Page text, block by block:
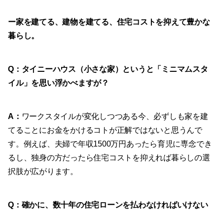
ー家を建てる、建物を建てる、住宅コストを抑えて豊かな
暮らし。
Q：タイニーハウス（小さな家）というと「ミニマムスタ
イル」を思い浮かべますが？
A ： ワークスタイルが変化しつつある今、必ずしも家を建
てることにお金をかけるコトが正解ではないと思うんで
す。例えば、夫婦で年収1500万円あったら育児に専念でき
るし、独身の方だったら住宅コストを抑えれば暮らしの選
択肢が広がります。
Q：確かに、数十年の住宅ローンを払わなければいけない